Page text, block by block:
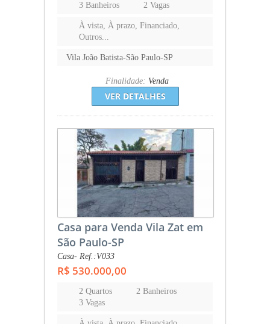
3 Banheiros
2 Vagas
À vista, À prazo, Financiado,
Outros...
Vila João Batista-São Paulo-SP
Finalidade: Venda
VER DETALHES
Casa para Venda Vila Zat em
São Paulo-SP
Casa- Ref.:V033
R$ 530.000,00
2 Quartos
2 Banheiros
3 Vagas